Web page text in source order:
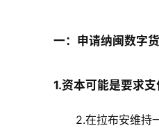
一：申请纳闽数字
1.资本可能是要求
2.在拉布安维持